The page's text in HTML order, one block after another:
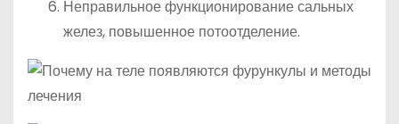
Неправильное функционирование сальных
желез, повышенное потоотделение.